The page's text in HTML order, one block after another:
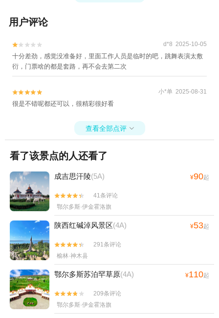
用户评论

 d*8 2025-10-05
十分差劲，感觉没准备好，里面工作人员是临时的吧，跳舞表演太敷
衍，门票啥的都是套路，再不会去第二次

 小*单 2025-08-31
很是不错呢都还可以，很精彩很好看
查看全部点评 
看了该景点的人还看了
成吉思汗陵(5A) ¥90起


41条评论
鄂尔多斯·伊金霍洛旗
陕西红碱淖风景区(4A) ¥53起


291条评论
榆林·神木县
鄂尔多斯苏泊罕草原(4A) ¥110起


209条评论
鄂尔多斯·伊金霍洛旗